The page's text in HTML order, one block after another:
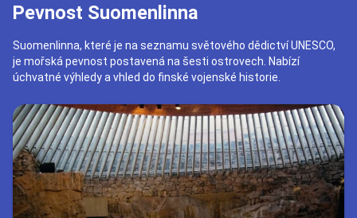
Helsinki HEL
Rezervovat za 2010 Kč
Pevnost Suomenlinna
Suomenlinna, které je na seznamu světového dědictví UNESCO,
je mořská pevnost postavená na šesti ostrovech. Nabízí
úchvatné výhledy a vhled do finské vojenské historie.